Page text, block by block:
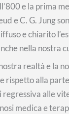
e la prima
e C. G. Jung
e chiarito
nella nostra
realtà e la
rispetto alla
regressiva alle
medica e